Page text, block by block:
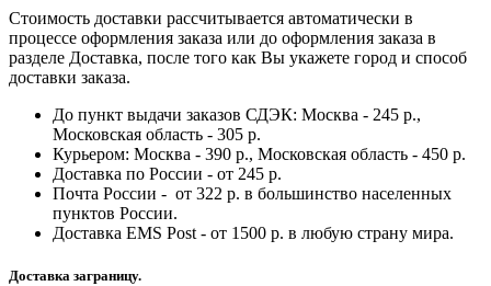
Стоимость доставки рассчитывается автоматически в
процессе оформления заказа или до оформления заказа в
разделе Доставка, после того как Вы укажете город и способ
доставки заказа.
До пункт выдачи заказов СДЭК: Москва - 245 р.,
Московская область - 305 р.
Курьером: Москва - 390 р., Московская область - 450 р.
Доставка по России - от 245 р.
Почта России - от 322 р. в большинство населенных
пунктов России.
Доставка EMS Post - от 1500 р. в любую страну мира.
Доставка заграницу.